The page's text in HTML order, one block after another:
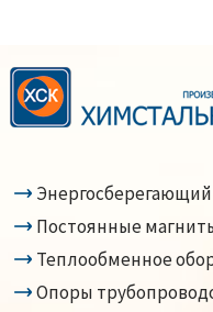
Постоянные
Теплообменное
Опоры